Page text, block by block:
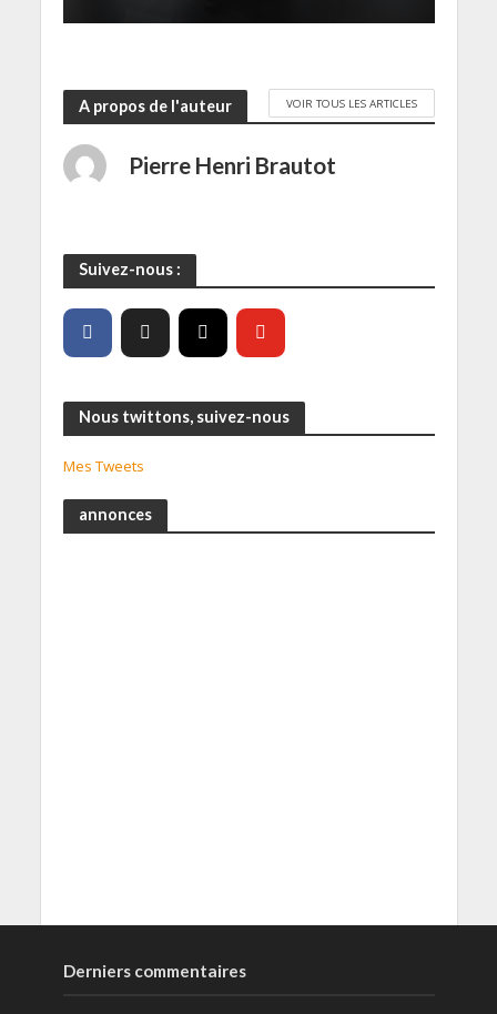
A propos de l'auteur VOIR TOUS LES ARTICLES
Pierre Henri Brautot
Suivez-nous :
Nous twittons, suivez-nous
Mes Tweets
annonces
Derniers commentaires